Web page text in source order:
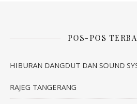
POS-POS
HIBURAN DANGDUT DAN SOUND
RAJEG TANGERANG